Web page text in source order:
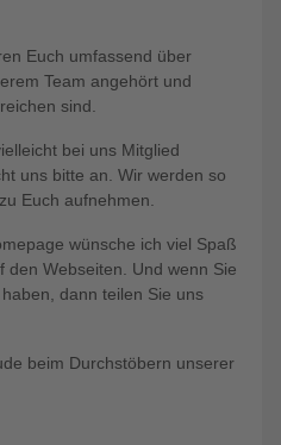
Euch umfassend über
Team angehört und
sind.
bei uns Mitglied
uns bitte an. Wir werden so
Euch aufnehmen.
wünsche ich viel Spaß
den Webseiten. Und wenn Sie
dann teilen Sie uns
beim Durchstöbern unserer